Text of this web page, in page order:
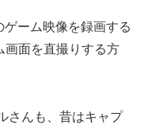
ーム映像を録画する
画面を直撮りする方
さんも、昔はキャプ